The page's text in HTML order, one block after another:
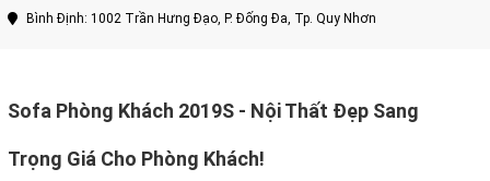
Bình Định: 1002 Trần Hưng Đạo, P. Đống Đa, Tp. Quy Nhơn
Sofa Phòng Khách 2019S - Nội Thất Đẹp Sang
Trọng Giá Cho Phòng Khách!